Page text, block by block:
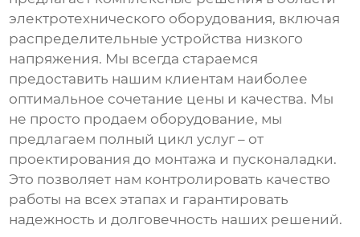
электротехнического оборудования, включая
распределительные устройства низкого
напряжения. Мы всегда стараемся
предоставить нашим клиентам наиболее
оптимальное сочетание цены и качества. Мы
не просто продаем оборудование, мы
предлагаем полный цикл услуг – от
проектирования до монтажа и пусконаладки.
Это позволяет нам контролировать качество
работы на всех этапах и гарантировать
надежность и долговечность наших решений.